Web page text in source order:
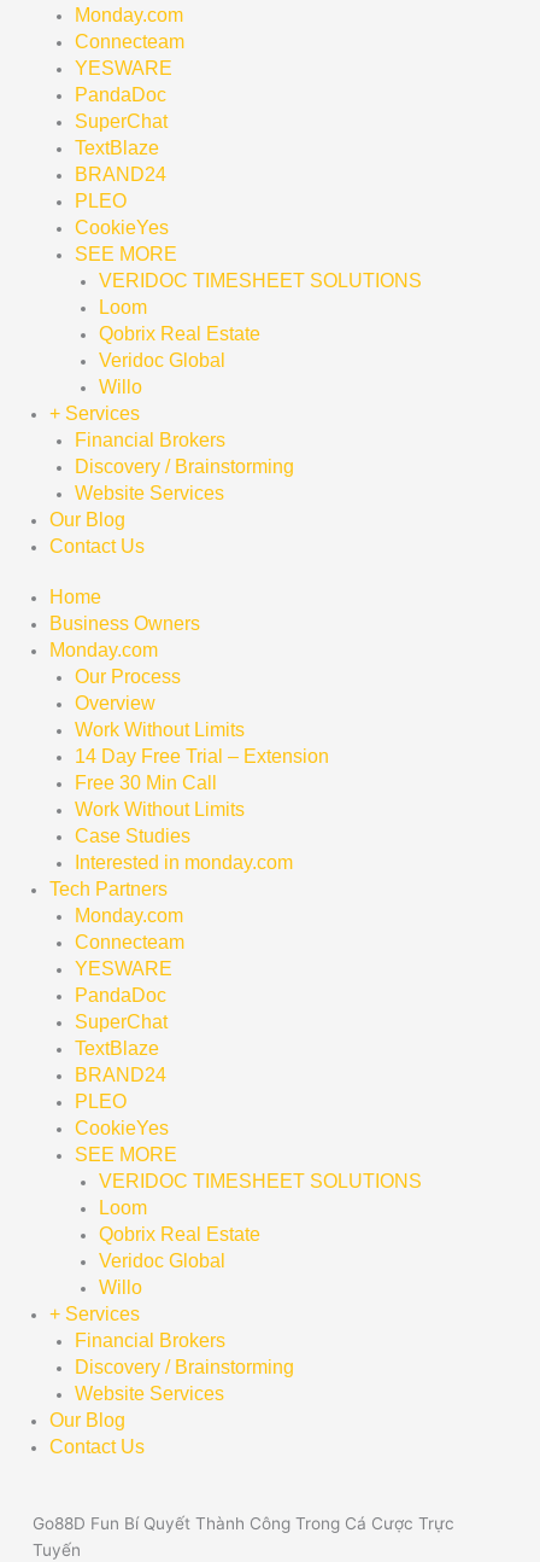
Monday.com
Connecteam
YESWARE
PandaDoc
SuperChat
TextBlaze
BRAND24
PLEO
CookieYes
SEE MORE
VERIDOC TIMESHEET SOLUTIONS
Loom
Qobrix Real Estate
Veridoc Global
Willo
+ Services
Financial Brokers
Discovery / Brainstorming
Website Services
Our Blog
Contact Us
Home
Business Owners
Monday.com
Our Process
Overview
Work Without Limits
14 Day Free Trial – Extension
Free 30 Min Call
Work Without Limits
Case Studies
Interested in monday.com
Tech Partners
Monday.com
Connecteam
YESWARE
PandaDoc
SuperChat
TextBlaze
BRAND24
PLEO
CookieYes
SEE MORE
VERIDOC TIMESHEET SOLUTIONS
Loom
Qobrix Real Estate
Veridoc Global
Willo
+ Services
Financial Brokers
Discovery / Brainstorming
Website Services
Our Blog
Contact Us
Go88D Fun Bí Quyết Thành Công Trong Cá Cược Trực
Tuyến